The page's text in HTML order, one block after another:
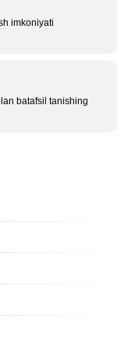
imkoniyati
batafsil tanishing